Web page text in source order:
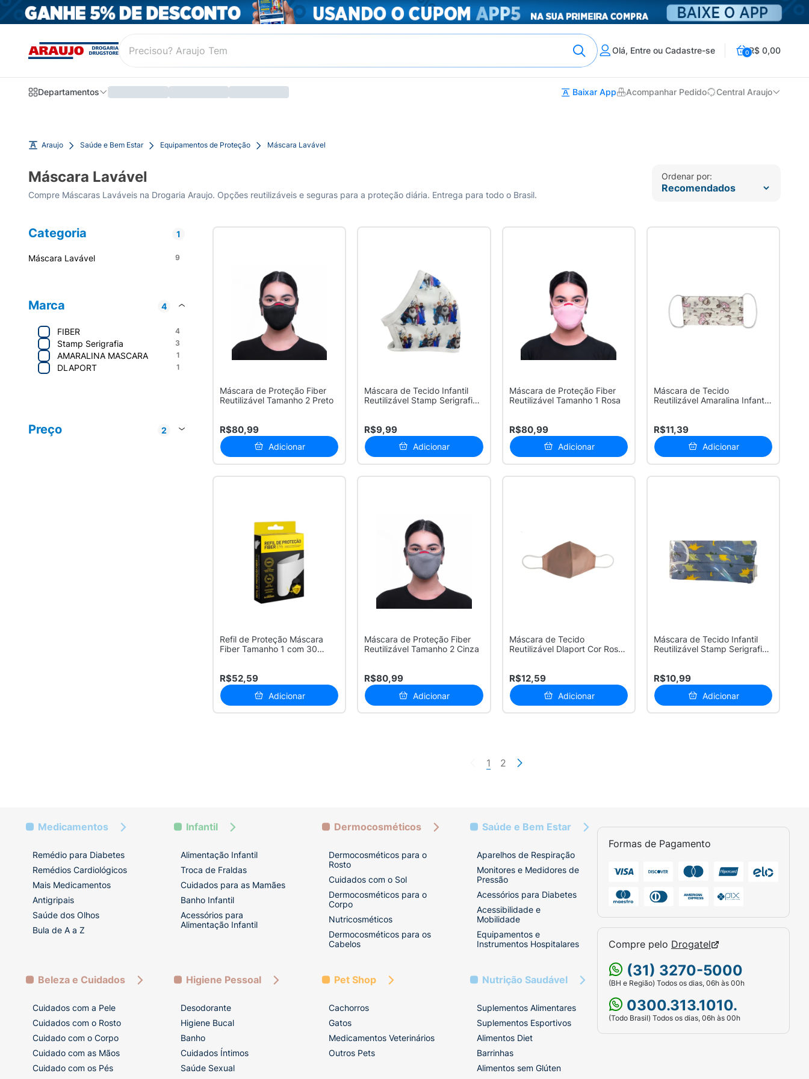
Olá, Entre ou Cadastre-se 0R$ 0,00
Departamentos Baixar App Acompanhar Pedido Central Araujo
Araujo Saúde e Bem Estar Equipamentos de Proteção Máscara Lavável
Máscara Lavável
Compre Máscaras Laváveis na Drogaria Araujo. Opções reutilizáveis e seguras para a proteção diária. Entrega para todo o Brasil.
Ordenar por:
Categoria 1
Máscara Lavável 9
Marca 4
FIBER 4
Stamp Serigrafia 3
AMARALINA MASCARA 1
DLAPORT 1
1
Preço
2
Máscara de Proteção Fiber
Reutilizável Tamanho 2 Preto
R$80,99
Adicionar
Máscara de Tecido Infantil
Reutilizável Stamp Serigrafia
R$9,99
Adicionar
Máscara de Proteção Fiber
Reutilizável Tamanho 1 Rosa
R$80,99
Adicionar
Máscara de Tecido
Reutilizável Amaralina Infantil
R$11,39
Adicionar
Refil de Proteção Máscara
Fiber Tamanho 1 com 30
R$52,59
Adicionar
Máscara de Proteção Fiber
Reutilizável Tamanho 2 Cinza
R$80,99
Adicionar
Máscara de Tecido
Reutilizável Dlaport Cor Rosa
R$12,59
Adicionar
Máscara de Tecido Infantil
Reutilizável Stamp Serigrafia
R$10,99
Adicionar
1 2
Medicamentos
Remédio para Diabetes
Remédios Cardiológicos
Mais Medicamentos
Antigripais
Saúde dos Olhos
Bula de A a Z
Infantil
Alimentação Infantil
Troca de Fraldas
Cuidados para as Mamães
Banho Infantil
Acessórios para
Alimentação Infantil
Dermocosméticos
Dermocosméticos para o
Rosto
Cuidados com o Sol
Dermocosméticos para o
Corpo
Nutricosméticos
Dermocosméticos para os
Cabelos
Saúde e Bem Estar
Aparelhos de Respiração
Monitores e Medidores de
Pressão
Acessórios para Diabetes
Acessibilidade e
Mobilidade
Equipamentos e
Instrumentos Hospitalares
Beleza e Cuidados
Cuidados com a Pele
Cuidados com o Rosto
Cuidado com o Corpo
Cuidado com as Mãos
Cuidado com os Pés
Higiene Pessoal
Desodorante
Higiene Bucal
Banho
Cuidados Íntimos
Saúde Sexual
Pet Shop
Cachorros
Gatos
Medicamentos Veterinários
Outros Pets
Nutrição Saudável
Suplementos Alimentares
Suplementos Esportivos
Alimentos Diet
Barrinhas
Alimentos sem Glúten
Formas de Pagamento
Compre pelo Drogatel
(31) 3270-5000
(BH e Região) Todos os dias, 06h às 00h
0300.313.1010.
(Todo Brasil) Todos os dias, 06h às 00h